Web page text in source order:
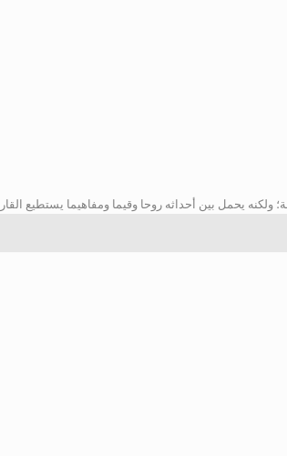
ولكنه يحمل بين أحداثه روحا وقيما ومفاهيما يستطيع